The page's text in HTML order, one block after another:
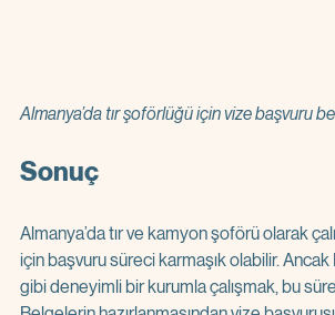
Almanya’da tır şoförlüğü için vize başvuru
Sonuç
Almanya’da tır ve kamyon şoförü olarak
için başvuru süreci karmaşık olabilir.
gibi deneyimli bir kurumla çalışmak, bu